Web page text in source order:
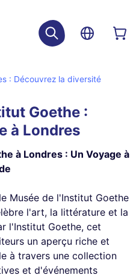
: Découvrez la diversité
Goethe :
à Londres
à Londres : Un Voyage à
Musée de l'Institut Goethe
l'art, la littérature et la
l'Institut Goethe, cet
un aperçu riche et
à travers une collection
et d'événements